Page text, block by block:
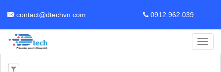
contact@dtechvn.com 0912.962.039